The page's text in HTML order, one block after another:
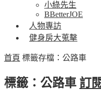
小綠先生
BBetterJOE
人物專訪
健身房大蒐擊
首頁 標籤存檔：公路車
標籤：公路車 訂